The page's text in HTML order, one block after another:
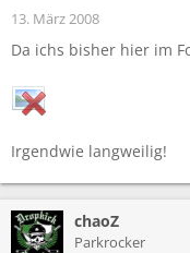
13. März 2008
Da ichs bisher hier im
Irgendwie langweilig!
chaoZ
Parkrocker